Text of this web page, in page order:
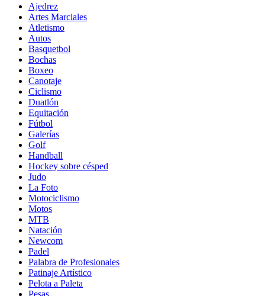
Ajedrez
Artes Marciales
Atletismo
Autos
Basquetbol
Bochas
Boxeo
Canotaje
Ciclismo
Duatlón
Equitación
Fútbol
Galerías
Golf
Handball
Hockey sobre césped
Judo
La Foto
Motociclismo
Motos
MTB
Natación
Newcom
Padel
Palabra de Profesionales
Patinaje Artístico
Pelota a Paleta
Pesas